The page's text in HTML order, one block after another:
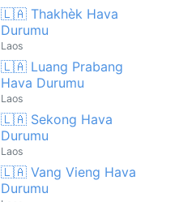
🇱🇦 Thakhèk Hava
Durumu
Laos
🇱🇦 Luang Prabang
Hava Durumu
Laos
🇱🇦 Sekong Hava
Durumu
Laos
🇱🇦 Vang Vieng Hava
Durumu